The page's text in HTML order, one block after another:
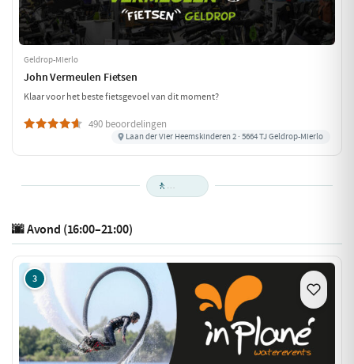
Geldrop-Mierlo
John Vermeulen Fietsen
Klaar voor het beste fietsgevoel van dit moment?
490 beoordelingen
Laan der Vier Heemskinderen 2 · 5664 TJ Geldrop-Mierlo
🚶
🌆 Avond (16:00–21:00)
3